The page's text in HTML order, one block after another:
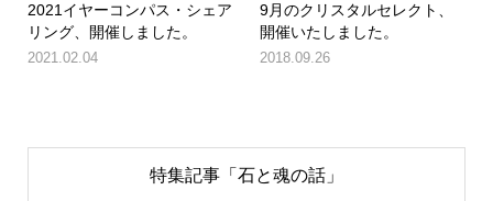
2021イヤーコンパス・シェア
リング、開催しました。
2021.02.04
9月のクリスタルセレクト、
開催いたしました。
2018.09.26
特集記事「石と魂の話」